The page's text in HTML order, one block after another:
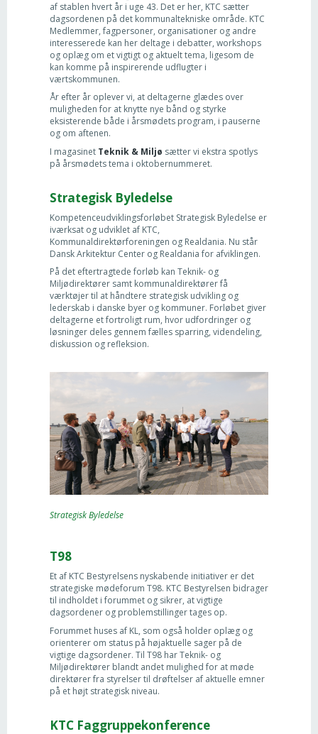
af stablen hvert år i uge 43. Det er her, KTC sætter
dagsordenen på det kommunaltekniske område. KTC
Medlemmer, fagpersoner, organisationer og andre
interesserede kan her deltage i debatter, workshops
og oplæg om et vigtigt og aktuelt tema, ligesom de
kan komme på inspirerende udflugter i
værtskommunen.
År efter år oplever vi, at deltagerne glædes over
muligheden for at knytte nye bånd og styrke
eksisterende både i årsmødets program, i pauserne
og om aftenen.
I magasinet Teknik & Miljø sætter vi ekstra spotlys
på årsmødets tema i oktobernummeret.
Strategisk Byledelse
Kompetenceudviklingsforløbet Strategisk Byledelse er
iværksat og udviklet af KTC,
Kommunaldirektørforeningen og Realdania. Nu står
Dansk Arkitektur Center og Realdania for afviklingen.
På det eftertragtede forløb kan Teknik- og
Miljødirektører samt kommunaldirektører få
værktøjer til at håndtere strategisk udvikling og
lederskab i danske byer og kommuner. Forløbet giver
deltagerne et fortroligt rum, hvor udfordringer og
løsninger deles gennem fælles sparring, videndeling,
diskussion og refleksion.
Strategisk Byledelse
T98
Et af KTC Bestyrelsens nyskabende initiativer er det
strategiske mødeforum T98. KTC Bestyrelsen bidrager
til indholdet i forummet og sikrer, at vigtige
dagsordener og problemstillinger tages op.
Forummet huses af KL, som også holder oplæg og
orienterer om status på højaktuelle sager på de
vigtige dagsordener. Til T98 har Teknik- og
Miljødirektører blandt andet mulighed for at møde
direktører fra styrelser til drøftelser af aktuelle emner
på et højt strategisk niveau.
KTC Faggruppekonference